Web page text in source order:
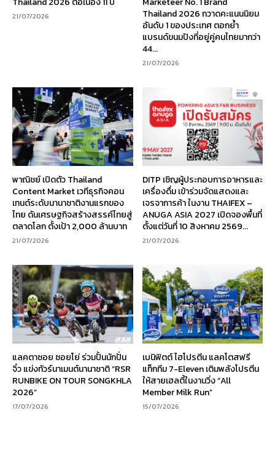
21/07/2026
Thailand 2026 กวาดคะแนนนิยม
อันดับ 1 ของประเทศ ตอกย้ำ
แบรนด์ขนมปังที่อยู่คู่คนไทยมากว่า
44...
21/07/2026
พาณิชย์ เปิดตัว Thailand
Content Market เวทีธุรกิจคอน
เทนต์ระดับนานาชาติงานแรกของ
ไทย ดันเศรษฐกิจสร้างสรรค์ไทยสู่
ตลาดโลก ตั้งเป้า 2,000 ล้านบาท
21/07/2026
DITP เชิญผู้ประกอบการอาหารและ
เครื่องดื่ม เข้าร่วมจัดแสดงและ
เจรจาการค้า ในงาน THAIFEX –
ANUGA ASIA 2027 เปิดจองพื้นที่
ตั้งแต่วันที่ 10 สิงหาคม 2569...
21/07/2026
แลคตาซอย ซอยโย่ ร่วมปั้นนักปั่น
จิ๋ว แข่งทัวร์นาเมนต์นานาชาติ “RSR
RUNBIKE ON TOUR SONGKHLA
2026”
17/07/2026
เบนิฟิตต์ ไฮโปรตีน แลคโตสฟรี
แท็กทีม 7-Eleven เติมพลังโปรตีน
ให้สายเฮลตี้ในงานวิ่ง “All
Member Milk Run”
15/07/2026